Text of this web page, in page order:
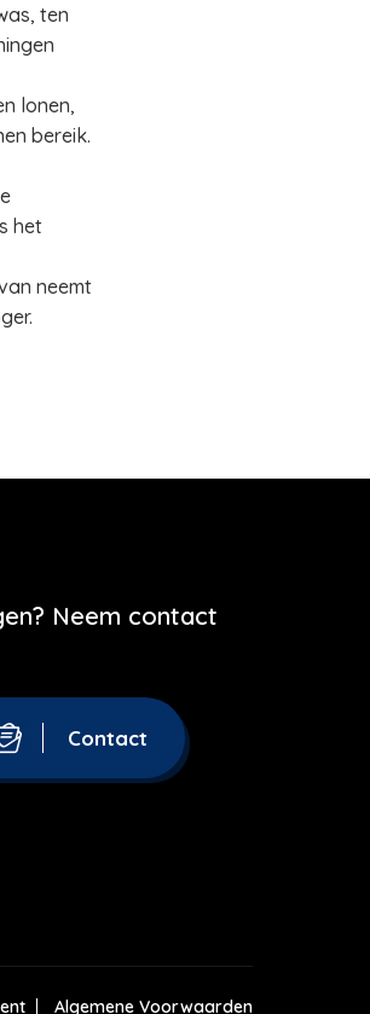
ten
lonen,
bereik.
het
neemt
Neem contact
Contact
Algemene Voorwaarden